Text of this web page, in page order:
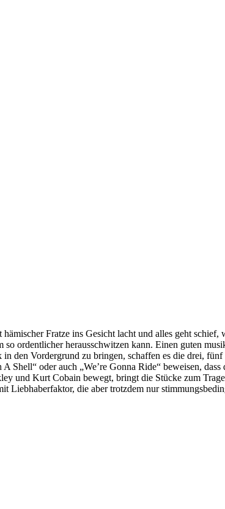
Fratze ins Gesicht lacht und alles geht
ordentlicher herausschwitzen kann. Einen guten
den Vordergrund zu bringen, schaffen es die drei,
Shell“ oder auch „We’re Gonna Ride“ beweisen,
und Kurt Cobain bewegt, bringt die Stücke zum
Liebhaberfaktor, die aber trotzdem nur